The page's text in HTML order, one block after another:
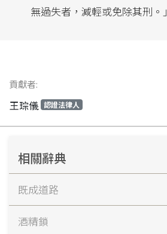
無過失者，減輕或免除其刑。」
貢獻者:
王琮儀 認證法律人
相關辭典
既成道路
酒精鎖